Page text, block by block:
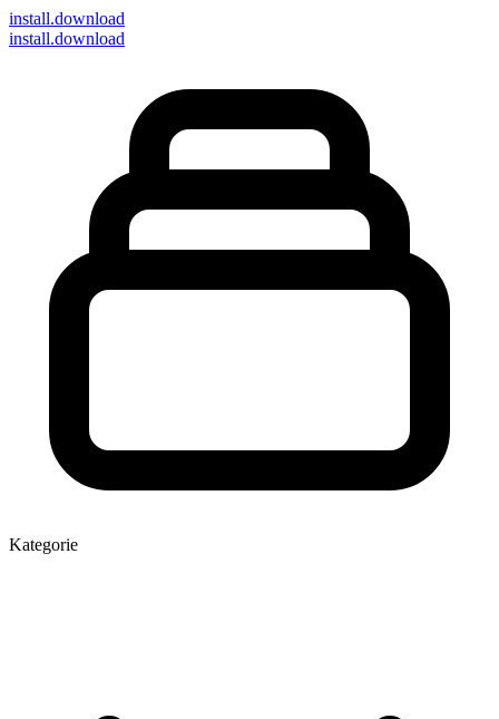
install.download
install.download
Kategorie